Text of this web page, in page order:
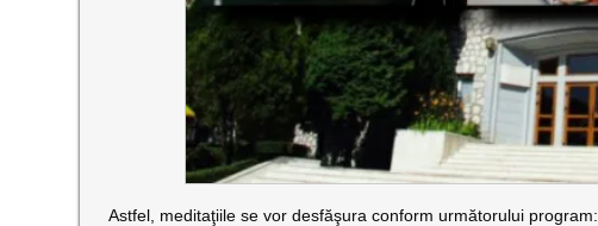
Astfel, meditaţiile se vor desfăşura conform următorului program: